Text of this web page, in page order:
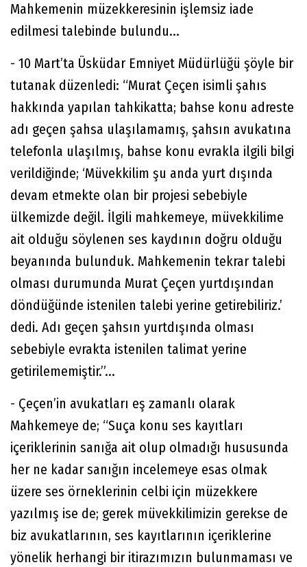
Mahkemenin müzekkeresinin işlemsiz iade
edilmesi talebinde bulundu...
- 10 Mart’ta Üsküdar Emniyet Müdürlüğü şöyle bir
tutanak düzenledi: “Murat Çeçen isimli şahıs
hakkında yapılan tahkikatta; bahse konu adreste
adı geçen şahsa ulaşılamamış, şahsın avukatına
telefonla ulaşılmış, bahse konu evrakla ilgili bilgi
verildiğinde; ‘Müvekkilim şu anda yurt dışında
devam etmekte olan bir projesi sebebiyle
ülkemizde değil. İlgili mahkemeye, müvekkilime
ait olduğu söylenen ses kaydının doğru olduğu
beyanında bulunduk. Mahkemenin tekrar talebi
olması durumunda Murat Çeçen yurtdışından
döndüğünde istenilen talebi yerine getirebiliriz.’
dedi. Adı geçen şahsın yurtdışında olması
sebebiyle evrakta istenilen talimat yerine
getirilememiştir.”...
- Çeçen’in avukatları eş zamanlı olarak
Mahkemeye de; “Suça konu ses kayıtları
içeriklerinin sanığa ait olup olmadığı hususunda
her ne kadar sanığın incelemeye esas olmak
üzere ses örneklerinin celbi için müzekkere
yazılmış ise de; gerek müvekkilimizin gerekse de
biz avukatlarının, ses kayıtlarının içeriklerine
yönelik herhangi bir itirazımızın bulunmaması ve